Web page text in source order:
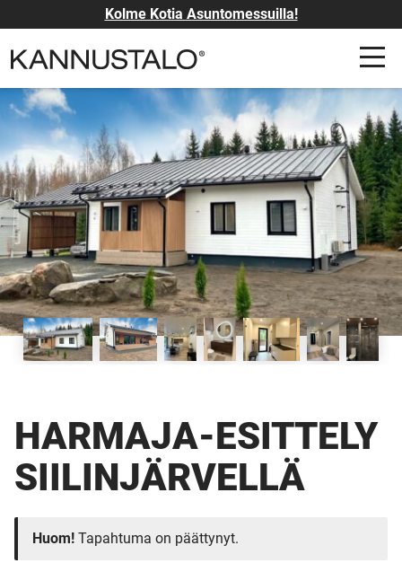
Kolme Kotia Asuntomessuilla!
HARMAJA-ESITTELY
SIILINJÄRVELLÄ
Huom! Tapahtuma on päättynyt.